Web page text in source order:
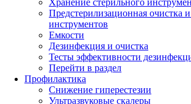
Хранение стерильного
Предстерилизационная очистка
инструментов
Емкости
Дезинфекция и очистка
Тесты эффективности
Перейти в раздел
Профилактика
Снижение гиперестезии
Ультразвуковые скалеры